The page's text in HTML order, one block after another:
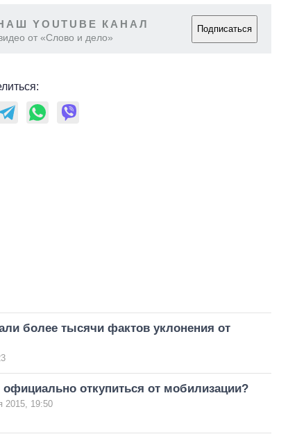
YOUTUBE КАНАЛ
от «Слово и дело»
Подписаться
более тысячи фактов уклонения от
откупиться от мобилизации?
2015, 19:50
должность
руководителя СВР